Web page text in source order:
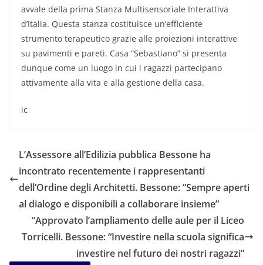
avvale della prima Stanza Multisensoriale Interattiva
d’Italia. Questa stanza costituisce un’efficiente
strumento terapeutico grazie alle proiezioni interattive
su pavimenti e pareti. Casa “Sebastiano” si presenta
dunque come un luogo in cui i ragazzi partecipano
attivamente alla vita e alla gestione della casa.
ic
L’Assessore all’Edilizia pubblica Bessone ha
incontrato recentemente i rappresentanti
dell’Ordine degli Architetti. Bessone: “Sempre aperti
al dialogo e disponibili a collaborare insieme”
“Approvato l’ampliamento delle aule per il Liceo
Torricelli. Bessone: “Investire nella scuola significa
investire nel futuro dei nostri ragazzi”